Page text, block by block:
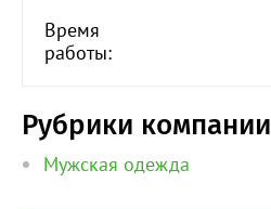
Время
работы:
Рубрики компании
Мужская одежда